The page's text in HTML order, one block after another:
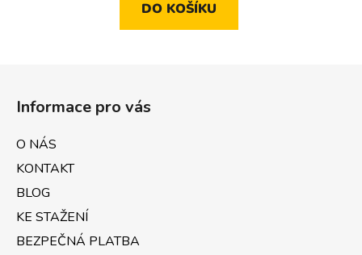
DO KOŠÍKU
Informace pro vás
O NÁS
KONTAKT
BLOG
KE STAŽENÍ
BEZPEČNÁ PLATBA